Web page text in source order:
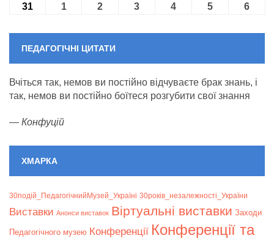
31 31.08.2026
101.09.2026
2 02.09.2026
3 03.09.2026
4 04.09.2026
5 05.09.2026
6
ПЕДАГОГІЧНІ ЦИТАТИ
Вчіться так, немов ви постійно відчуваєте брак знань, і
так, немов ви постійно боїтеся розгубити свої знання
— Конфуцій
ХМАРКА
30подій_ПедагогічнийМузей_Україні 30років_незалежності_України
Bиставки Анонси виставок Віртуальні виставки Заходи
Педагогічного музею Конференції Конференції та